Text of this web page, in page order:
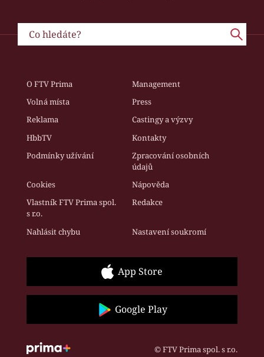
O FTV Prima
Management
Volná místa
Press
Reklama
Castingy a výzvy
HbbTV
Kontakty
Podmínky užívání
Zpracování osobních
údajů
Cookies
Nápověda
Vlastník FTV Prima spol.
s r.o.
Redakce
Nahlásit chybu Nastavení soukromí
App Store
Google Play
© FTV Prima spol. s r.o.